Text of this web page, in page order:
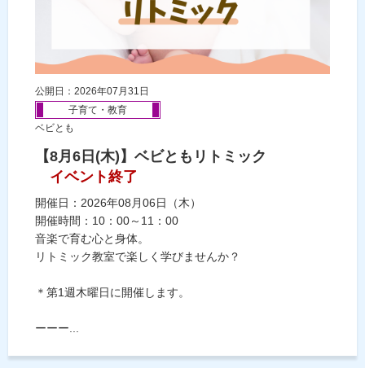
公開日：2026年07月31日
子育て・教育
ベビとも
【8月6日(木)】ベビともリトミック
イベント終了
開催日：2026年08月06日（木）
開催時間：10：00～11：00
音楽で育む心と身体。
リトミック教室で楽しく学びませんか？
＊第1週木曜日に開催します。
ーーー...